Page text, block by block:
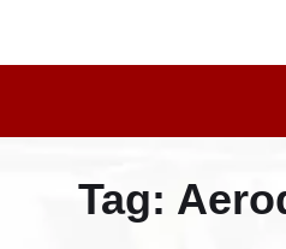
Tag: